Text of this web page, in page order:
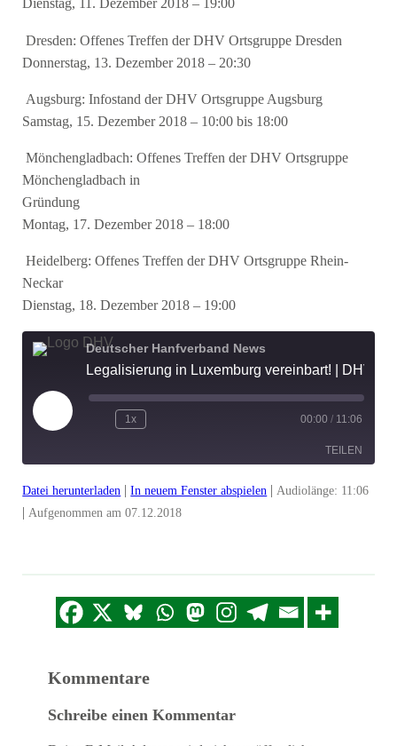
Dienstag, 11. Dezember 2018 – 19:00
Dresden: Offenes Treffen der DHV Ortsgruppe Dresden
Donnerstag, 13. Dezember 2018 – 20:30
Augsburg: Infostand der DHV Ortsgruppe Augsburg
Samstag, 15. Dezember 2018 – 10:00 bis 18:00
Mönchengladbach: Offenes Treffen der DHV Ortsgruppe
Mönchengladbach in
Gründung
Montag, 17. Dezember 2018 – 18:00
Heidelberg: Offenes Treffen der DHV Ortsgruppe Rhein-
Neckar
Dienstag, 18. Dezember 2018 – 19:00
Deutscher Hanfverband News
Play
Episode
1x 00:00 / 11:06
TEILEN
Datei herunterladen |In neuem Fenster abspielen | Audiolänge: 11:06
| Aufgenommen am 07.12.2018
Kommentare
Schreibe einen Kommentar